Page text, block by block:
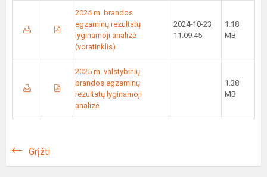
2024 m. brandos
egzaminų rezultatų
lyginamoji analizė
(voratinklis)
2024-10-23
11:09:45
1.18
MB
2025 m. valstybinių
brandos egzaminų
rezultatų lyginamoji
analizė
1.38
MB
Grįžti